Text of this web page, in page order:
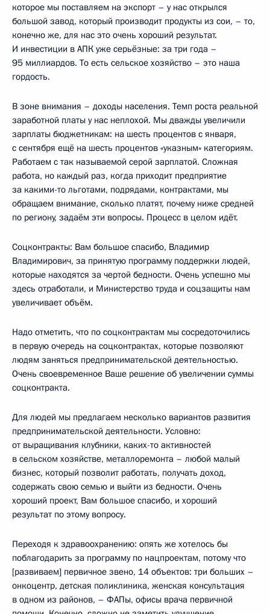
которое мы поставляем на экспорт – у нас открылся
большой завод, который производит продукты из сои, – то,
конечно же, для нас это очень хороший результат.
И инвестиции в АПК уже серьёзные: за три года –
95 миллиардов. То есть сельское хозяйство – это наша
гордость.
В зоне внимания – доходы населения. Темп роста реальной
заработной платы у нас неплохой. Мы дважды увеличили
зарплаты бюджетникам: на шесть процентов с января,
с сентября ещё на шесть процентов «указным» категориям.
Работаем с так называемой серой зарплатой. Сложная
работа, но каждый раз, когда приходит предприятие
за какими-то льготами, подрядами, контрактами, мы
обращаем внимание, сколько платят, почему ниже средней
по региону, задаём эти вопросы. Процесс в целом идёт.
Соцконтракты: Вам большое спасибо, Владимир
Владимирович, за принятую программу поддержки людей,
которые находятся за чертой бедности. Очень успешно мы
здесь отработали, и Министерство труда и соцзащиты нам
увеличивает объём.
Надо отметить, что по соцконтрактам мы сосредоточились
в первую очередь на соцконтрактах, которые позволяют
людям заняться предпринимательской деятельностью.
Очень своевременное Ваше решение об увеличении суммы
соцконтракта.
Для людей мы предлагаем несколько вариантов развития
предпринимательской деятельности. Условно:
от выращивания клубники, каких-то активностей
в сельском хозяйстве, металлоремонта – любой малый
бизнес, который позволит работать, получать доход,
содержать свою семью и выйти из бедности. Очень
хороший проект, Вам большое спасибо, и хороший
результат по этому вопросу.
Переходя к здравоохранению: опять же хотелось бы
поблагодарить за программу по нацпроектам, потому что
[развиваем] первичное звено, 14 объектов: три больших –
онкоцентр, детская поликлиника, женская консультация
в одном из районов, – ФАПы, офисы врача первичной